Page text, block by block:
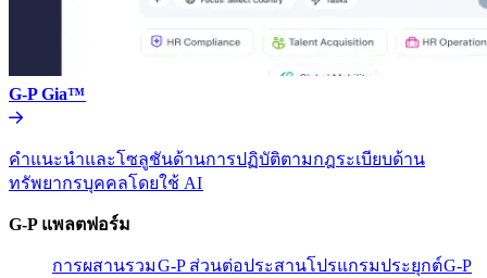
G-P Gia™​​
คำแนะนำและโซลูชันด้านการปฏิบัติตามกฎระเบียบด้าน
ทรัพยากรบุคคลโดยใช้ AI​​
G-P แพลตฟอร์ม​​
การผสานรวม​​G-P ส่วนต่อประสานโปรแกรมประยุกต์​​G-P